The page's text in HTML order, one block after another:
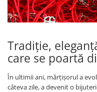
Coliere Transparente cu
Coliere Transparente cu
Coliere Transparente cu
Coliere Transparente cu
Coliere Transparente cu
Coliere Transparente cu
Brățări din Argint cu
semiprețioase
LĂNȚIȘOARE ARGINT
Tradiție,
care se poartă
În ultimii ani, mărțișorul a
câteva zile, a devenit o